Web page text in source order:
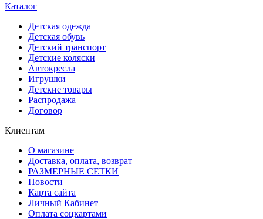
Каталог
Детская одежда
Детская обувь
Детский транспорт
Детские коляски
Автокресла
Игрушки
Детские товары
Распродажа
Договор
Клиентам
О магазине
Доставка, оплата, возврат
РАЗМЕРНЫЕ СЕТКИ
Новости
Карта сайта
Личный Кабинет
Оплата соцкартами